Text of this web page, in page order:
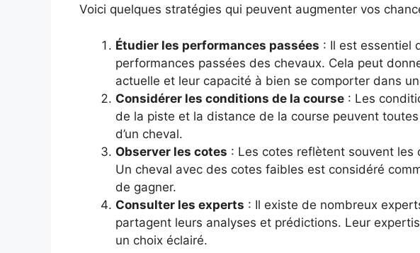
Voici quelques stratégies qui peuvent augmenter vos
Étudier les performances passées : Il est essentiel
performances passées des chevaux. Cela peut
actuelle et leur capacité à bien se comporter dans
Considérer les conditions de la course : Les
de la piste et la distance de la course peuvent
d’un cheval.
Observer les cotes : Les cotes reflètent souvent les
Un cheval avec des cotes faibles est considéré
de gagner.
Consulter les experts : Il existe de nombreux
partagent leurs analyses et prédictions. Leur
un choix éclairé.